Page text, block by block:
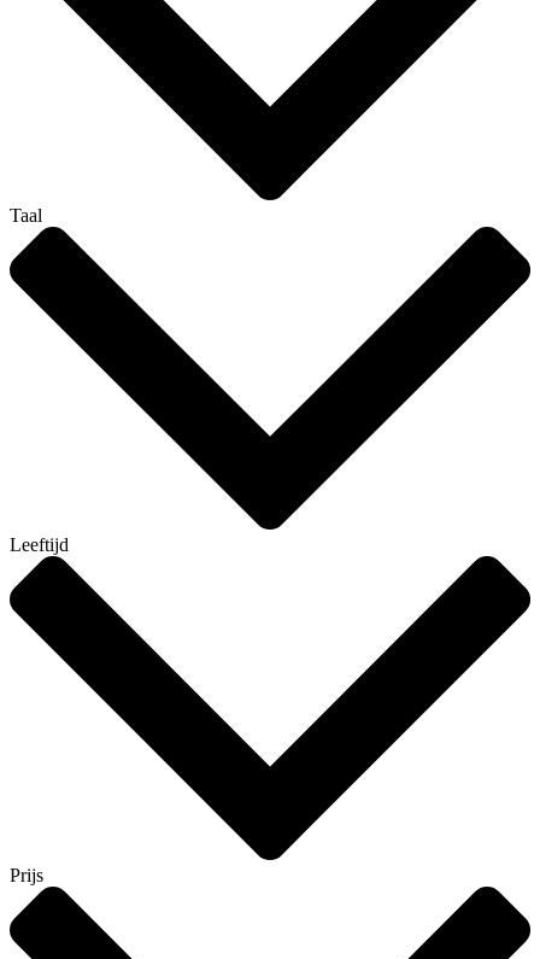
Taal
Leeftijd
Prijs